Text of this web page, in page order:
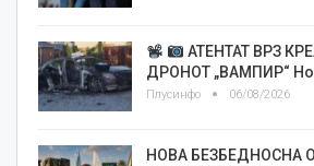
АТЕНТАТ ВРЗ
ДРОНОТ „ВАМПИР“
Плусинфо 06/08/2026
НОВА БЕЗБЕДНОСНА